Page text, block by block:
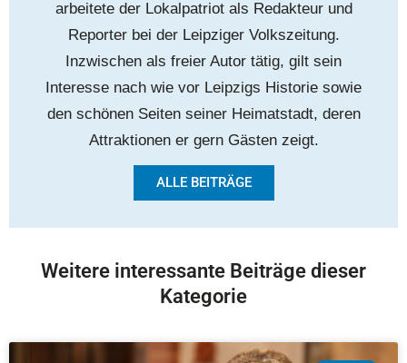
arbeitete der Lokalpatriot als Redakteur und
Reporter bei der Leipziger Volkszeitung.
Inzwischen als freier Autor tätig, gilt sein
Interesse nach wie vor Leipzigs Historie sowie
den schönen Seiten seiner Heimatstadt, deren
Attraktionen er gern Gästen zeigt.
ALLE BEITRÄGE
Weitere interessante Beiträge dieser
Kategorie